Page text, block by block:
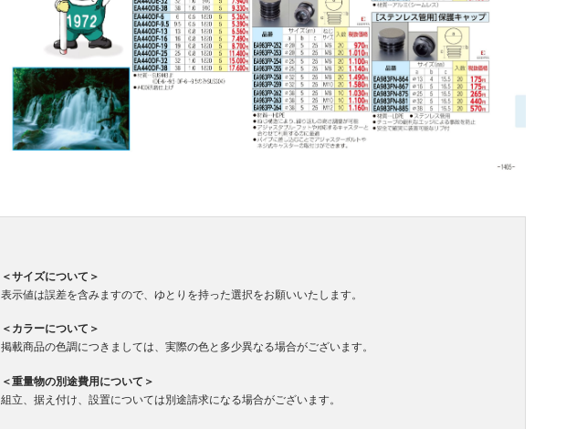
＜サイズについて＞
表示値は誤差を含みますので、ゆとりを持った選択をお願いいたします。
＜カラーについて＞
掲載商品の色調につきましては、実際の色と多少異なる場合がございます。
＜重量物の別途費用について＞
組立、据え付け、設置については別途請求になる場合がございます。